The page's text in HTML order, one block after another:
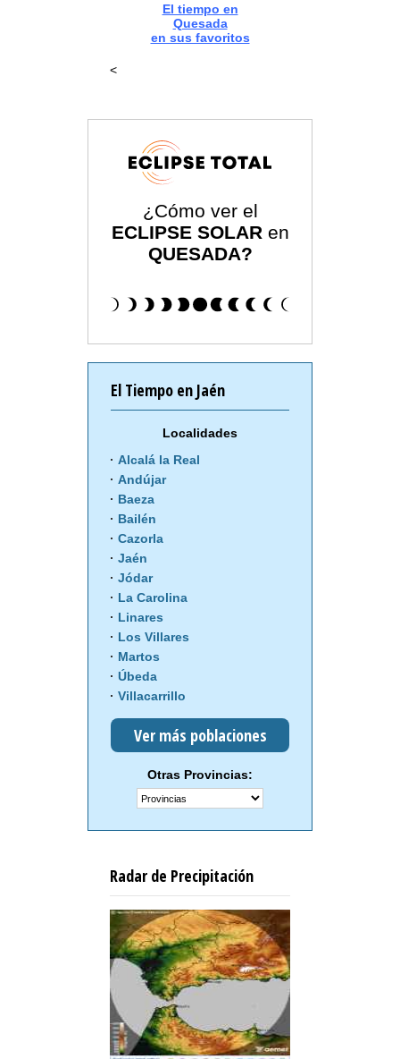
El tiempo en
Quesada
en sus favoritos
<
¿Cómo ver el
ECLIPSE SOLAR en
QUESADA?
El Tiempo en Jaén
Localidades
Alcalá la Real
Andújar
Baeza
Bailén
Cazorla
Jaén
Jódar
La Carolina
Linares
Los Villares
Martos
Úbeda
Villacarrillo
Ver más poblaciones
Otras Provincias:
Radar de Precipitación